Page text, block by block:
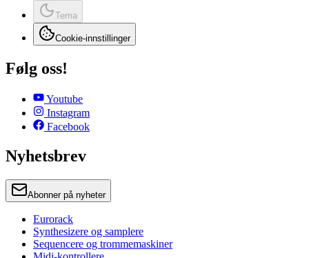
Tema
Cookie-innstillinger
Følg oss!
Youtube
Instagram
Facebook
Nyhetsbrev
Abonner på nyheter
Eurorack
Synthesizere og samplere
Sequencere og trommemaskiner